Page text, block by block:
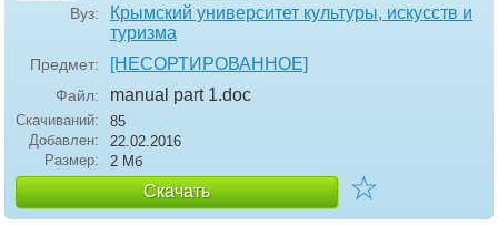
Вуз:
Крымский университет культуры, искусств и
туризма
Предмет: [НЕСОРТИРОВАННОЕ]
Файл: manual part 1.doc
Скачиваний:
85
Добавлен:
22.02.2016
Размер:
2 Мб
Скачать ☆